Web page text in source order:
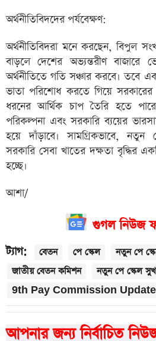
অর্থনীতিবিদদের পর্যবেক্ষণ:
অর্থনীতিবিদরা মনে করছেন, বিপুল
বাড়লে দেশের অভ্যন্তরীণ বাজারে
অর্থনীতিতে গতি সঞ্চার করবে। তবে
ভাতা পরিশোধ করতে গিয়ে
ধরনের আর্থিক চাপ তৈরি হতে
পরিকল্পনা এবং সরকারি ব্যয়ের
হয়ে দাঁড়াবে। সামগ্রিকভাবে, নতুন
সরকারি সেবা খাতের দক্ষতা বৃদ্ধির
হচ্ছে।
আশা/
গুগল নিউজ
ট্যাগ: বেতন পে স্কেল
নতুন পে
জাতীয় বেতন কমিশন
নতুন পে স্কেল
9th Pay Commission Update
আপনার জন্য নির্বাচিত